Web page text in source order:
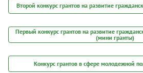
Второй конкурс грантов на развитие
Первый конкурс грантов на развитие
(мини гранты)
Конкурс грантов в сфере молодежной